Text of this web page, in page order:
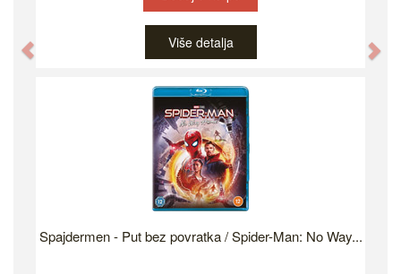
Više detalja
Spajdermen - Put bez povratka / Spider-Man: No Way...